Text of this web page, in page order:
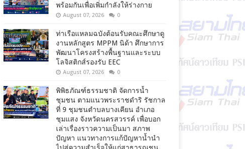
พร้อมกันเพื่อเพิ่มกำลังให้ร่างกาย
August 07, 2026 0
ท่าเรือแหลมฉบังต้อนรับคณะศึกษาดู
งานหลักสูตร MPPM นิด้า ศึกษาการ
พัฒนาโครงสร้างพื้นฐานและระบบ
โลจิสติกส์รองรับ EEC
August 07, 2026 0
พิพิธภัณฑ์ธรรมชาติ จัดการน้ำ
ชุมชน ตามแนวพระราชดำริ รัชกาล
ที่ 9 ชุมชนตำบลบางเคียน อำเภอ
ชุมแสง จังหวัดนครสวรรค์ เพื่อบอก
เล่าเรื่องราวความเป็นมา สภาพ
ปัญหา แนวทางการแก้ปัญหาน้ำนำ